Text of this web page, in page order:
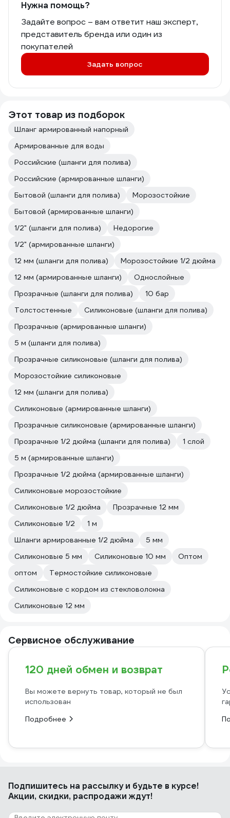
Нужна помощь?
Задайте вопрос – вам ответит наш эксперт,
представитель бренда или один из
покупателей
Задать вопрос
Этот товар из подборок
Шланг армированный напорный
Армированные для воды
Российские (шланги для полива)
Российские (армированные шланги)
Бытовой (шланги для полива)
Морозостойкие
Бытовой (армированные шланги)
1/2" (шланги для полива)
Недорогие
1/2" (армированные шланги)
12 мм (шланги для полива)
Морозостойкие 1/2 дюйма
12 мм (армированные шланги)
Однослойные
Прозрачные (шланги для полива)
10 бар
Толстостенные
Силиконовые (шланги для полива)
Прозрачные (армированные шланги)
5 м (шланги для полива)
Прозрачные силиконовые (шланги для полива)
Морозостойкие силиконовые
12 мм (шланги для полива)
Силиконовые (армированные шланги)
Прозрачные силиконовые (армированные шланги)
Прозрачные 1/2 дюйма (шланги для полива)
1 слой
5 м (армированные шланги)
Прозрачные 1/2 дюйма (армированные шланги)
Силиконовые морозостойкие
Силиконовые 1/2 дюйма
Прозрачные 12 мм
Силиконовые 1/2
1 м
Шланги армированные 1/2 дюйма
5 мм
Силиконовые 5 мм
Силиконовые 10 мм
Оптом
оптом
Термостойкие силиконовые
Силиконовые с кордом из стекловолокна
Силиконовые 12 мм
Сервисное обслуживание
120 дней обмен и возврат
Вы можете вернуть товар, который не был
использован
Подробнее
Подпишитесь на рассылкуи будьте в курсе!
Акции, скидки, распродажи ждут!